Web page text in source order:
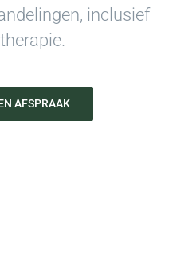
inclusief
AFSPRAAK